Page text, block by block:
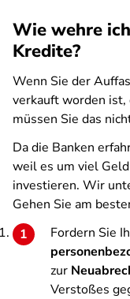
Wie wehre
Kredite?
Wenn Sie der
verkauft worden ist,
müssen Sie das
Da die Banken
weil es um viel
investieren. Wir
Gehen Sie am
Fordern Sie
zur
Verstoßes